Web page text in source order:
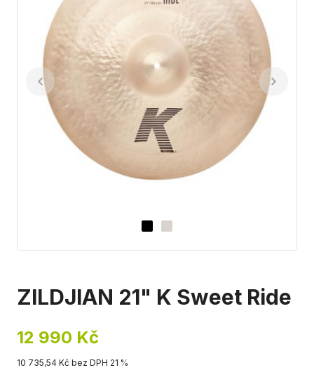
ZILDJIAN 21" K Sweet Ride
12 990 Kč
10 735,54 Kč bez DPH 21 %